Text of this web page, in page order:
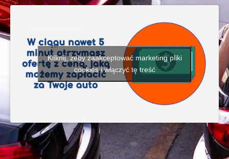
Kliknij, żeby zaakceptować marketing pliki
cookies i włączyć tę treść